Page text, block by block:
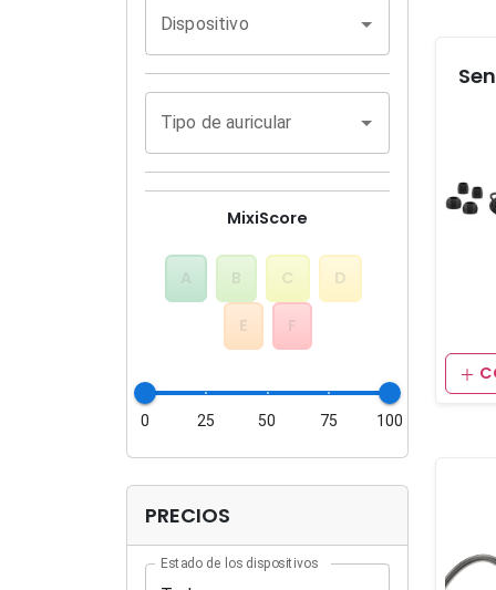
Dispositivo
Tipo de auricular
MixiScore
B C D
E F
0 25 50 75 100
PRECIOS
Estado de los dispositivos